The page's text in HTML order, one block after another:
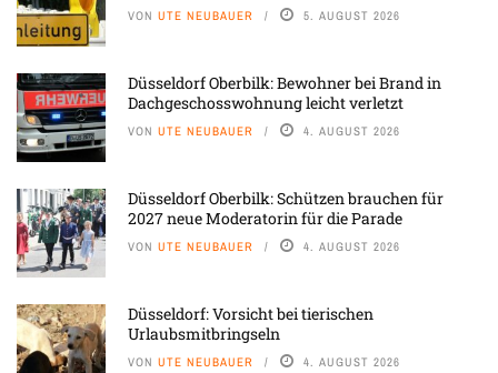
VON UTE NEUBAUER 5. AUGUST 2026
Düsseldorf Oberbilk: Bewohner bei Brand in
Dachgeschosswohnung leicht verletzt
VON UTE NEUBAUER 4. AUGUST 2026
Düsseldorf Oberbilk: Schützen brauchen für
2027 neue Moderatorin für die Parade
VON UTE NEUBAUER 4. AUGUST 2026
Düsseldorf: Vorsicht bei tierischen
Urlaubsmitbringseln
VON UTE NEUBAUER 4. AUGUST 2026